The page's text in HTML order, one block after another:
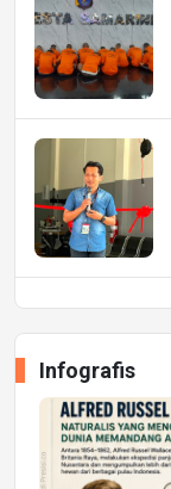
Infografis